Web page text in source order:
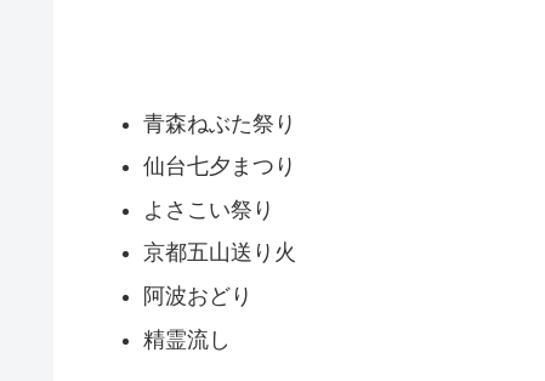
青森ねぶた祭り
仙台七夕まつり
よさこい祭り
京都五山送り火
阿波おどり
精霊流し